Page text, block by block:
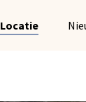
Locatie